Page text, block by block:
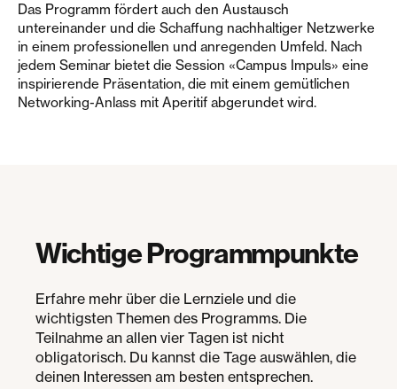
Das Programm fördert auch den Austausch
untereinander und die Schaffung nachhaltiger Netzwerke
in einem professionellen und anregenden Umfeld. Nach
jedem Seminar bietet die Session «Campus Impuls» eine
inspirierende Präsentation, die mit einem gemütlichen
Networking-Anlass mit Aperitif abgerundet wird.
Wichtige Programmpunkte
Erfahre mehr über die Lernziele und die
wichtigsten Themen des Programms. Die
Teilnahme an allen vier Tagen ist nicht
obligatorisch. Du kannst die Tage auswählen, die
deinen Interessen am besten entsprechen.